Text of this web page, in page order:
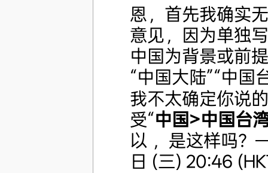
恩，首先我确实
意见，因为单独
中国为背景或前
“中国大陆”“中国
我不太确定你说
受“中国>中国台
以 ，是这样吗
日 (三) 20:46